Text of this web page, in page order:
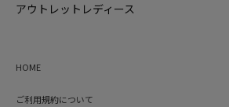
アウトレットレディース
HOME
ご利用規約について